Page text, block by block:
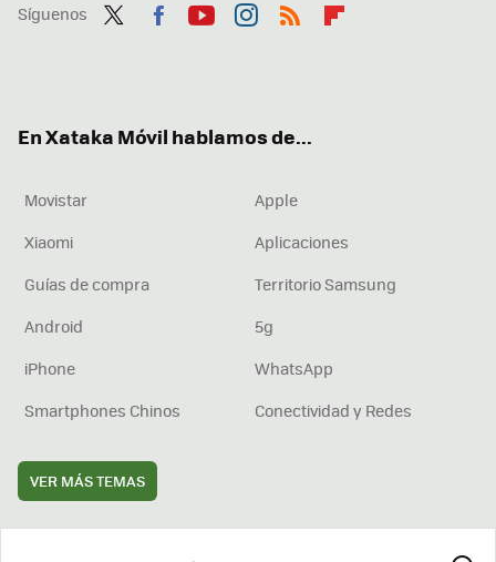
Síguenos
En Xataka Móvil hablamos de...
Movistar
Apple
Xiaomi
Aplicaciones
Guías de compra
Territorio Samsung
Android
5g
iPhone
WhatsApp
Smartphones Chinos
Conectividad y Redes
VER MÁS TEMAS